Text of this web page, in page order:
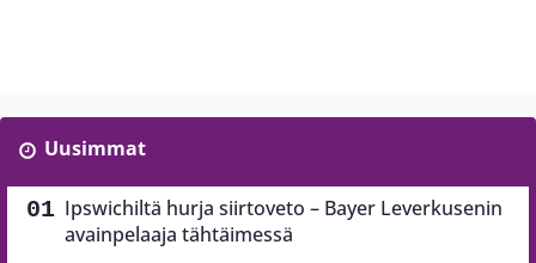
Uusimmat
Ipswichiltä hurja siirtoveto – Bayer Leverkusenin
avainpelaaja tähtäimessä